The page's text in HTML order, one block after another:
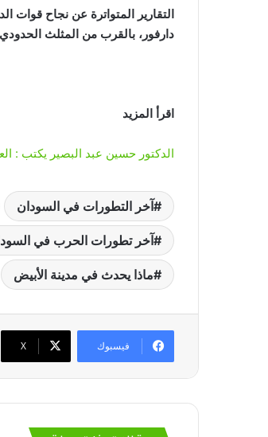
التقارير المتواترة عن نجاح
دارفور، بالقرب من المثلث
اقرأ المزيد
الدكتور حسين عبد البصير يكتب :
آخر التطورات في السودان
آخر تطورات الحرب في
ماذا يحدث في مدينة الأبيض
فيسبوك ‫X